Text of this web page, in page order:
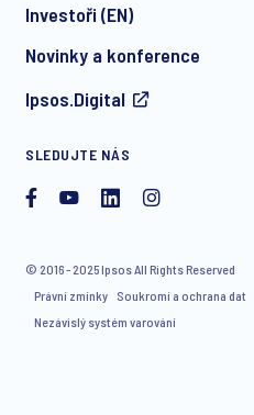
Investoři (EN)
Novinky a konference
Ipsos.Digital
SLEDUJTE NÁS
© 2016 - 2025 Ipsos All Rights Reserved
Právní zmínky
Soukromí a ochrana dat
Nezávislý systém varování